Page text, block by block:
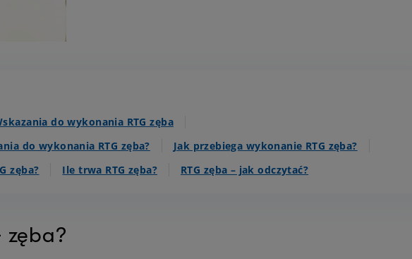
do wykonania RTG zęba
do wykonania RTG zęba?
Jak przebiega wykonanie RTG zęba?
zęba?
Ile trwa RTG zęba? RTG zęba – jak odczytać?
zęba?